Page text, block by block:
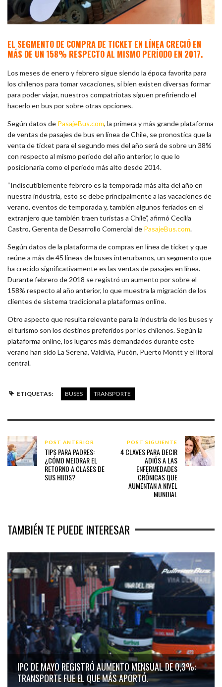
EL SEGMENTO DE COMPRA DE TICKET EN LÍNEA CRECIÓ EN
MÁS DE UN 158% RESPECTO AL MISMO PERÍODO EN 2017.
Los meses de enero y febrero sigue siendo la época favorita para
los chilenos para tomar vacaciones, si bien existen diversas formar
para poder viajar, nuestros compatriotas siguen prefiriendo el
hacerlo en bus por sobre otras opciones.
Según datos de PasajeBus.com, la primera y más grande plataforma
de ventas de pasajes de bus en línea de Chile, se pronostica que la
venta de ticket para el segundo mes del año será de sobre un 38%
con respecto al mismo periodo del año anterior, lo que lo
posicionaría como el periodo más alto desde 2014.
“Indiscutiblemente febrero es la temporada más alta del año en
nuestra industria, esto se debe principalmente a las vacaciones de
verano, eventos de temporada y, también algunos feriados en el
extranjero que también traen turistas a Chile”, afirmó Cecilia
Castro, Gerenta de Desarrollo Comercial de PasajeBus.com.
Según datos de la plataforma de compras en línea de ticket y que
reúne a más de 45 líneas de buses interurbanos, un segmento que
ha crecido significativamente es las ventas de pasajes en línea.
Durante febrero de 2018 se registró un aumento por sobre el
158% respecto al año anterior, lo que muestra la migración de los
clientes de sistema tradicional a plataformas online.
Otro aspecto que resulta relevante para la industria de los buses y
el turismo son los destinos preferidos por los chilenos. Según la
plataforma online, los lugares más demandados durante este
verano han sido La Serena, Valdivia, Pucón, Puerto Montt y el litoral
central.
ETIQUETAS: BUSES TRANSPORTE
POST ANTERIOR
TIPS PARA PADRES:
¿CÓMO MEJORAR EL
RETORNO A CLASES DE
SUS HIJOS?
POST SIGUIENTE
4 CLAVES PARA DECIR
ADIÓS A LAS
ENFERMEDADES
CRÓNICAS QUE
AUMENTAN A NIVEL
MUNDIAL
TAMBIÉN TE PUEDE INTERESAR
IPC DE MAYO REGISTRÓ AUMENTO MENSUAL DE 0,3%:
TRANSPORTE FUE EL QUE MÁS APORTÓ.